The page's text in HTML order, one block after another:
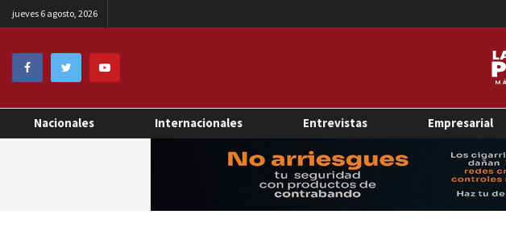
jueves 6 agosto, 2026
Nacionales Internacionales Entrevistas Empresarial